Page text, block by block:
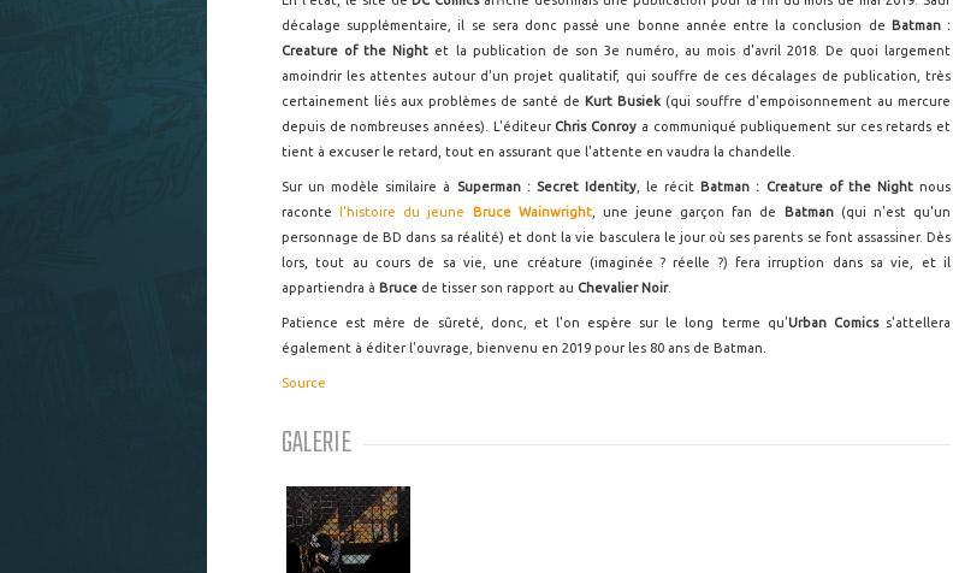
décalage supplémentaire, il se sera donc passé une bonne année entre la conclusion de Batman :
Creature of the Night et la publication de son 3e numéro, au mois d'avril 2018. De quoi largement
amoindrir les attentes autour d'un projet qualitatif, qui souffre de ces décalages de publication, très
certainement liés aux problèmes de santé de Kurt Busiek (qui souffre d'empoisonnement au mercure
depuis de nombreuses années). L'éditeur Chris Conroy a communiqué publiquement sur ces retards et
tient à excuser le retard, tout en assurant que l'attente en vaudra la chandelle.
Sur un modèle similaire à Superman : Secret Identity, le récit Batman : Creature of the Nightnous
raconte l'histoire du jeune Bruce Wainwright, une jeune garçon fan de Batman (qui n'est qu'un
personnage de BD dans sa réalité) et dont la vie basculera le jour où ses parents se font assassiner. Dès
lors, tout au cours de sa vie, une créature (imaginée ? réelle ?) fera irruption dans sa vie, et il
appartiendra à Bruce de tisser son rapport au Chevalier Noir.
Patience est mère de sûreté, donc, et l'on espère sur le long terme qu'Urban Comics s'attellera
également à éditer l'ouvrage, bienvenu en 2019 pour les 80 ans de Batman.
Source
GALERIE